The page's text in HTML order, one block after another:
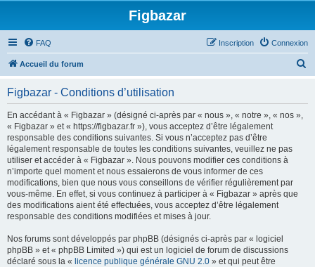
Figbazar
FAQ Connexion
Inscription
Accueil du forum
Figbazar - Conditions d’utilisation
En accédant à « Figbazar » (désigné ci-après par « nous », « notre », « nos »,
« Figbazar » et « https://figbazar.fr »), vous acceptez d’être légalement
responsable des conditions suivantes. Si vous n’acceptez pas d’être
légalement responsable de toutes les conditions suivantes, veuillez ne pas
utiliser et accéder à « Figbazar ». Nous pouvons modifier ces conditions à
n’importe quel moment et nous essaierons de vous informer de ces
modifications, bien que nous vous conseillons de vérifier régulièrement par
vous-même. En effet, si vous continuez à participer à « Figbazar » après que
des modifications aient été effectuées, vous acceptez d’être légalement
responsable des conditions modifiées et mises à jour.
Nos forums sont développés par phpBB (désignés ci-après par « logiciel
phpBB » et « phpBB Limited ») qui est un logiciel de forum de discussions
déclaré sous la « licence publique générale GNU 2.0 » et qui peut être